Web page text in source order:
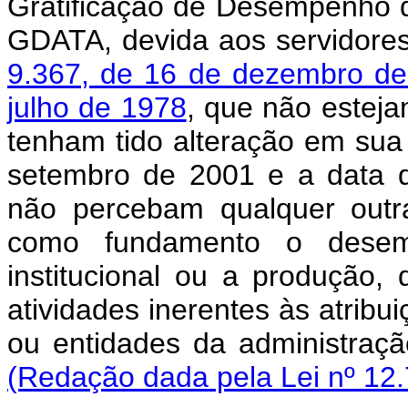
GDATA, devida aos
9.367, de 16 de dezembro
julho de 1978, que não
tenham tido alteração em
setembro de 2001 e a data
não percebam qualquer
como fundamento o
institucional ou a produção,
atividades inerentes às
ou entidades da
(Redação dada pela Lei nº